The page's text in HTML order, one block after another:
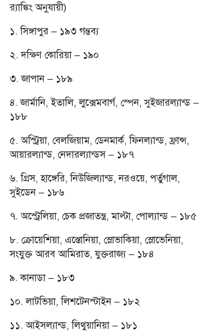
র‍্যাঙ্কিং অনুযায়ী)
১. সিঙ্গাপুর – ১৯৩ গন্তব্য
২. দক্ষিণ কোরিয়া – ১৯০
৩. জাপান – ১৮৯
৪. জার্মানি, ইতালি, লুক্সেমবার্গ, স্পেন, সুইজারল্যান্ড –
১৮৮
৫. অস্ট্রিয়া, বেলজিয়াম, ডেনমার্ক, ফিনল্যান্ড, ফ্রান্স,
আয়ারল্যান্ড, নেদারল্যান্ডস – ১৮৭
৬. গ্রিস, হাঙ্গেরি, নিউজিল্যান্ড, নরওয়ে, পর্তুগাল,
সুইডেন – ১৮৬
৭. অস্ট্রেলিয়া, চেক প্রজাতন্ত্র, মাল্টা, পোল্যান্ড – ১৮৫
৮. ক্রোয়েশিয়া, এস্তোনিয়া, স্লোভাকিয়া, স্লোভেনিয়া,
সংযুক্ত আরব আমিরাত, যুক্তরাজ্য – ১৮৪
৯. কানাডা – ১৮৩
১০. লাটভিয়া, লিশটেনস্টাইন – ১৮২
১১. আইসল্যান্ড, লিথুয়ানিয়া – ১৮১